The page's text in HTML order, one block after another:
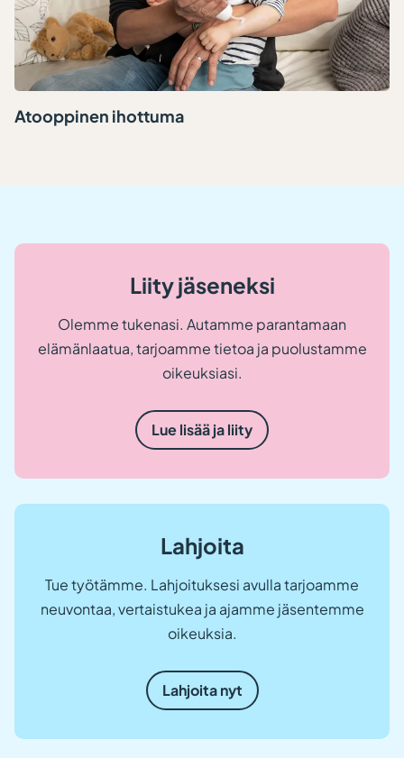
Atooppinen ihottuma
Liity jäseneksi
Olemme tukenasi. Autamme parantamaan
elämänlaatua, tarjoamme tietoa ja puolustamme
oikeuksiasi.
Lue lisää ja liity
Lahjoita
Tue työtämme. Lahjoituksesi avulla tarjoamme
neuvontaa, vertaistukea ja ajamme jäsentemme
oikeuksia.
Lahjoita nyt